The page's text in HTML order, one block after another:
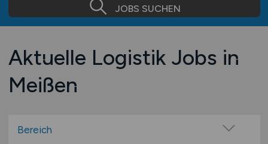
JOBS SUCHEN
Aktuelle Logistik Jobs in
Meißen
Bereich